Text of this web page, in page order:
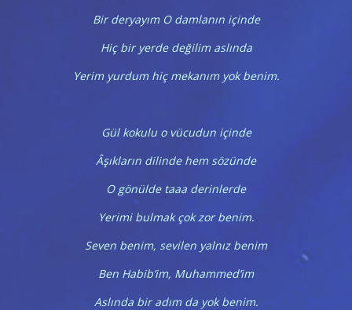
Bir deryayım O damlanın içinde
Hiç bir yerde değilim aslında
Yerim yurdum hiç mekanım yok benim.
Gül kokulu o vücudun içinde
Âşıkların dilinde hem sözünde
O gönülde taaa derinlerde
Yerimi bulmak çok zor benim.
Seven benim, sevilen yalnız benim
Ben Habib’im, Muhammed’im
Aslında bir adım da yok benim.